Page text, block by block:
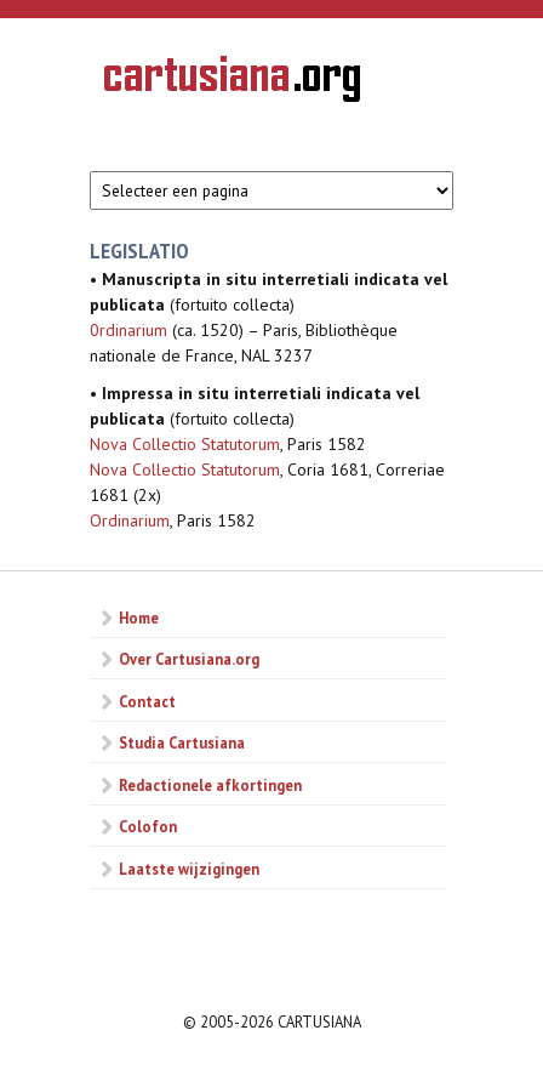
Overslaan en naar de inhoud gaan
CARTUSIANA
Geschiedenis
van de
LEGISLATIO
• Manuscripta in situ interretiali indicata vel
publicata (fortuito collecta)
0rdinarium (ca. 1520) – Paris, Bibliothèque
nationale de France, NAL 3237
• Impressa in situ interretiali indicata vel
publicata (fortuito collecta)
Nova Collectio Statutorum, Paris 1582
Nova Collectio Statutorum, Coria 1681, Correriae
1681 (2x)
Ordinarium, Paris 1582
Home
Over Cartusiana.org
Contact
Studia Cartusiana
Redactionele afkortingen
Colofon
Laatste wijzigingen
© 2005-2026 CARTUSIANA